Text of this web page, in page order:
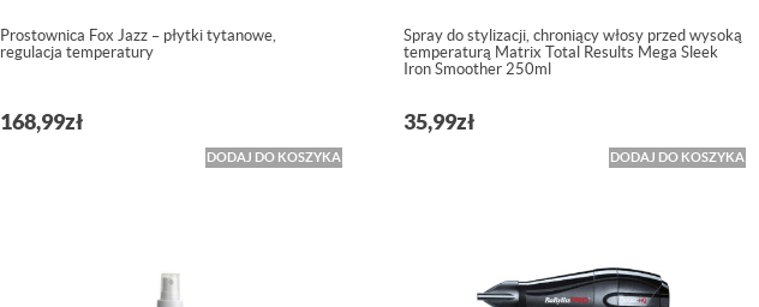
Prostownica Fox Jazz – płytki tytanowe,
regulacja temperatury
168,99zł
DODAJ DO KOSZYKA
Spray do stylizacji, chroniący włosy przed wysoką
temperaturą Matrix Total Results Mega Sleek
Iron Smoother 250ml
35,99zł
DODAJ DO KOSZYKA